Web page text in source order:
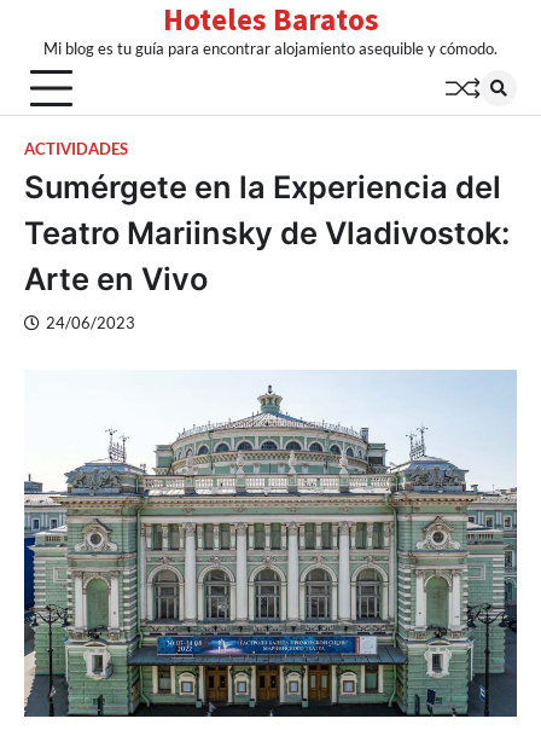
content
Hoteles Baratos
Mi blog es tu guía para encontrar alojamiento asequible y cómodo.
ACTIVIDADES
Sumérgete en la Experiencia del
Teatro Mariinsky de Vladivostok:
Arte en Vivo
24/06/2023